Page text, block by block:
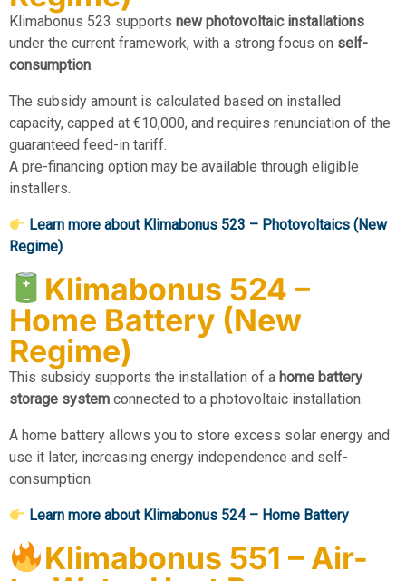
Klimabonus 523 supports new photovoltaic installations
under the current framework, with a strong focus on self-
consumption.
The subsidy amount is calculated based on installed
capacity, capped at €10,000, and requires renunciation of the
guaranteed feed-in tariff.
A pre-financing option may be available through eligible
installers.
Learn more about Klimabonus 523 – Photovoltaics (New
Regime)
Klimabonus 524 –
Home Battery (New
Regime)
This subsidy supports the installation of a home battery
storage system connected to a photovoltaic installation.
A home battery allows you to store excess solar energy and
use it later, increasing energy independence and self-
consumption.
Learn more about Klimabonus 524 – Home Battery
Klimabonus 551 – Air-